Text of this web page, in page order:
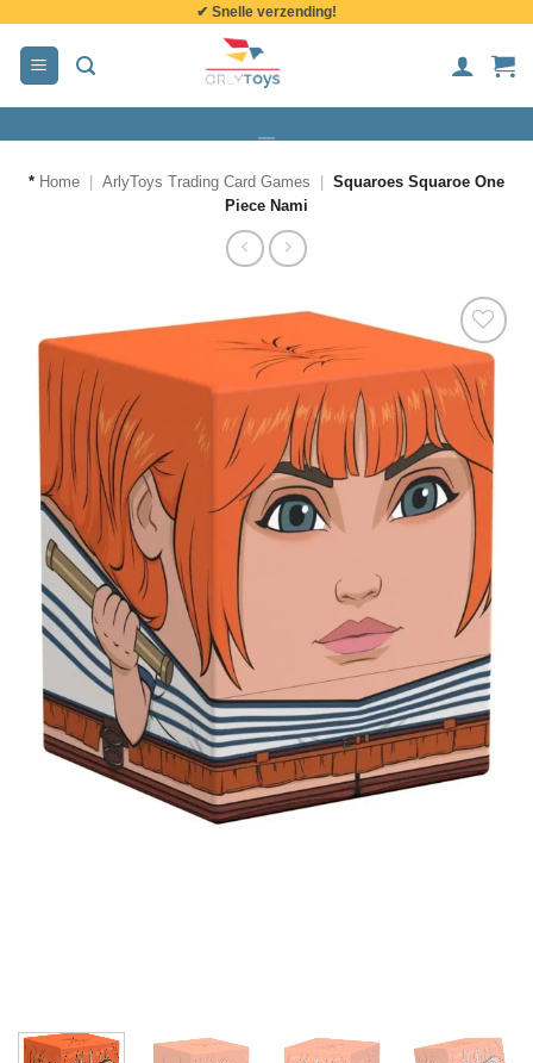
inhoud
✔ Snelle verzending!
* Home ArlyToys Trading Card Games
Squaroes Squaroe One
Piece Nami